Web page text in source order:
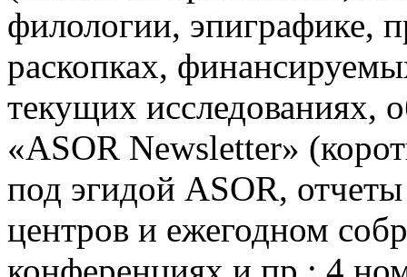
филологии, эпиграфике,
раскопках,
текущих исследованиях,
«ASOR Newsletter»
под эгидой ASOR,
центров и ежегодном